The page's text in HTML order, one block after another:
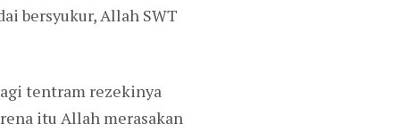
bersyukur, Allah SWT
tentram rezekinya
itu Allah merasakan